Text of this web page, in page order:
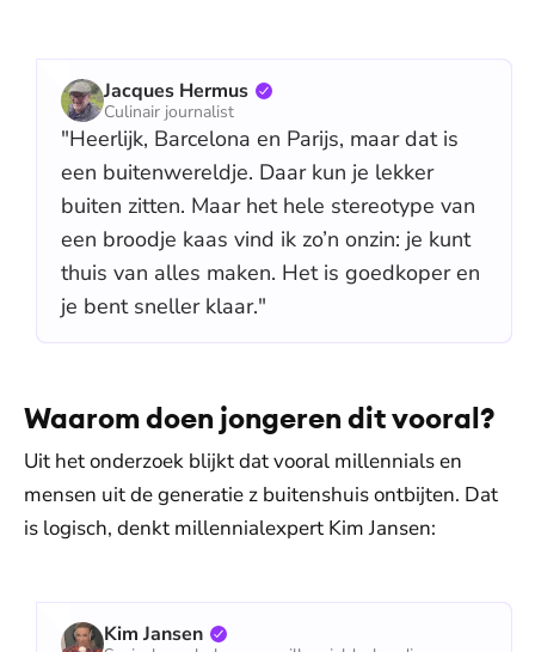
Jacques Hermus
Culinair journalist
"Heerlijk, Barcelona en Parijs, maar dat is
een buitenwereldje. Daar kun je lekker
buiten zitten. Maar het hele stereotype van
een broodje kaas vind ik zo’n onzin: je kunt
thuis van alles maken. Het is goedkoper en
je bent sneller klaar."
Waarom doen jongeren dit vooral?
Uit het onderzoek blijkt dat vooral millennials en
mensen uit de generatie z buitenshuis ontbijten. Dat
is logisch, denkt millennialexpert Kim Jansen:
Kim Jansen